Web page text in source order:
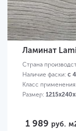
Ламинат
Страна
Наличие фаски: с
Класс применения:
Размер:
1 989 руб.